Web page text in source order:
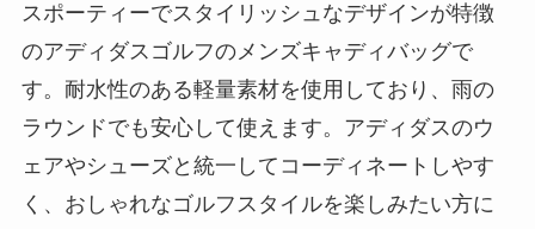
スポーティーでスタイリッシュなデザインが特徴
のアディダスゴルフのメンズキャディバッグで
す。耐水性のある軽量素材を使用しており、雨の
ラウンドでも安心して使えます。アディダスのウ
ェアやシューズと統一してコーディネートしやす
く、おしゃれなゴルフスタイルを楽しみたい方に